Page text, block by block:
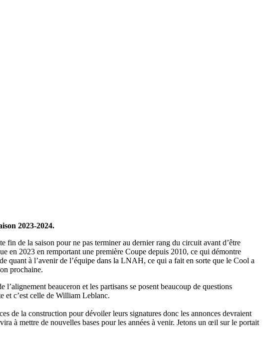
2023-2024.
fin de la saison pour ne pas terminer au dernier rang du circuit avant d’être
en 2023 en remportant une première Coupe depuis 2010, ce qui démontre
quant à l’avenir de l’équipe dans la LNAH, ce qui a fait en sorte que le Cool a
prochaine.
beauceron et les partisans se posent beaucoup de questions
et c’est celle de William Leblanc.
de la construction pour dévoiler leurs signatures donc les annonces devraient
à mettre de nouvelles bases pour les années à venir. Jetons un œil sur le portait